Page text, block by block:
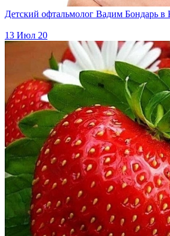
Детский офтальмолог Вадим Бондарь в
13 Июл 20